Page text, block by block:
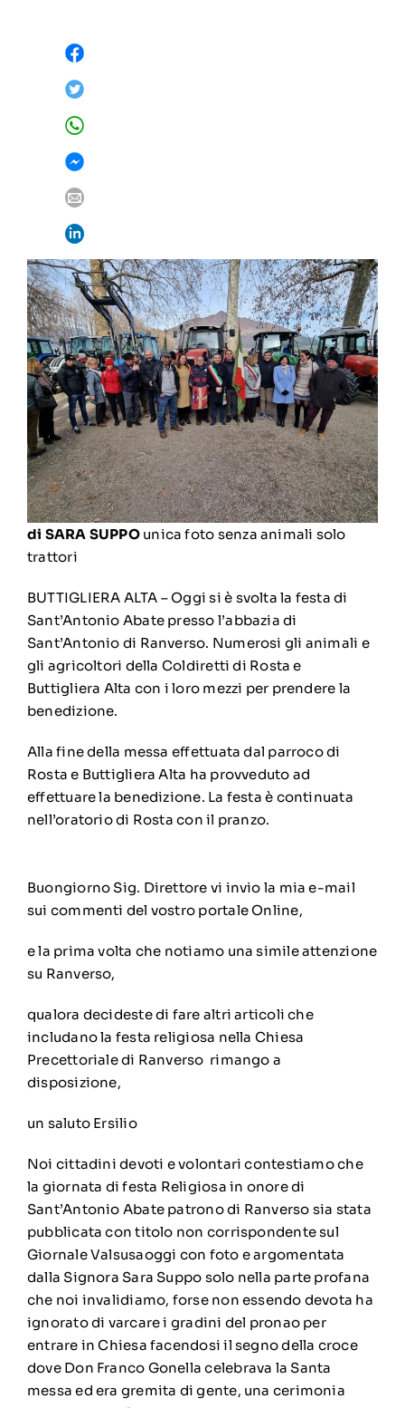
di SARA SUPPOunica foto senza animali solo
trattori
BUTTIGLIERA ALTA – Oggi si è svolta la festa di
Sant’Antonio Abate presso l’abbazia di
Sant’Antonio di Ranverso. Numerosi gli animali e
gli agricoltori della Coldiretti di Rosta e
Buttigliera Alta con i loro mezzi per prendere la
benedizione.
Alla fine della messa effettuata dal parroco di
Rosta e Buttigliera Alta ha provveduto ad
effettuare la benedizione. La festa è continuata
nell’oratorio di Rosta con il pranzo.
Buongiorno Sig. Direttore vi invio la mia e-mail
sui commenti del vostro portale Online,
e la prima volta che notiamo una simile attenzione
su Ranverso,
qualora decideste di fare altri articoli che
includano la festa religiosa nella Chiesa
Precettoriale di Ranverso rimango a
disposizione,
un saluto Ersilio
Noi cittadini devoti e volontari contestiamo che
la giornata di festa Religiosa in onore di
Sant’Antonio Abate patrono di Ranverso sia stata
pubblicata con titolo non corrispondente sul
Giornale Valsusaoggi con foto e argomentata
dalla Signora Sara Suppo solo nella parte profana
che noi invalidiamo, forse non essendo devota ha
ignorato di varcare i gradini del pronao per
entrare in Chiesa facendosi il segno della croce
dove Don Franco Gonella celebrava la Santa
messa ed era gremita di gente, una cerimonia